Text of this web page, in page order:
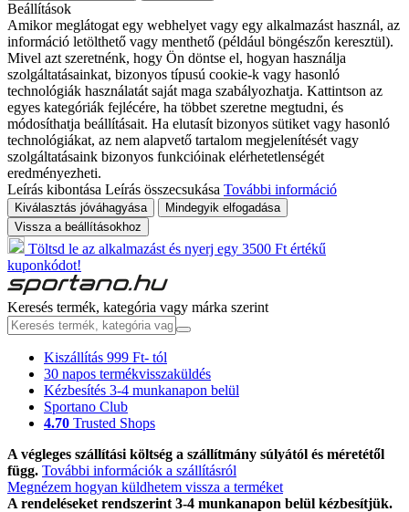
Beállítások
Amikor meglátogat egy webhelyet vagy egy alkalmazást használ, az
információ letölthető vagy menthető (például böngészőn keresztül).
Mivel azt szeretnénk, hogy Ön döntse el, hogyan használja
szolgáltatásainkat, bizonyos típusú cookie-k vagy hasonló
technológiák használatát saját maga szabályozhatja. Kattintson az
egyes kategóriák fejlécére, ha többet szeretne megtudni, és
módosíthatja beállításait. Ha elutasít bizonyos sütiket vagy hasonló
technológiákat, az nem alapvető tartalom megjelenítését vagy
szolgáltatásaink bizonyos funkcióinak elérhetetlenségét
eredményezheti.
Leírás kibontása Leírás összecsukása További információ
Kiválasztás jóváhagyása
Mindegyik elfogadása
Vissza a beállításokhoz
Töltsd le az alkalmazást és nyerj egy 3500 Ft értékű
kuponkódot!
Keresés termék, kategória vagy márka szerint
Kiszállítás 999 Ft- tól
30 napos termékvisszaküldés
Kézbesítés 3-4 munkanapon belül
Sportano Club
4.70 Trusted Shops
A végleges szállítási költség a szállítmány súlyától és méretétől
függ. További információk a szállításról
Megnézem hogyan küldhetem vissza a terméket
A rendeléseket rendszerint 3-4 munkanapon belül kézbesítjük.